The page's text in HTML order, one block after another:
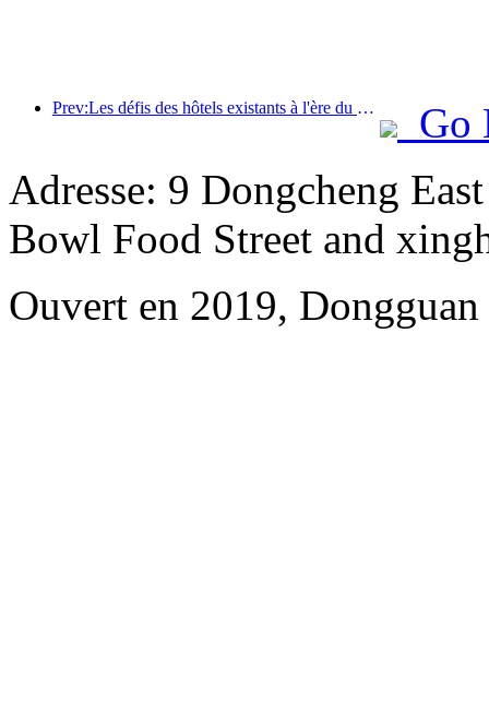
Prev:Les défis des hôtels existants à l'ère du 2.0 : la mise à niveau est au cœur de la véritable innovation de valeur
Go
Adresse: 9 Dongcheng
Bowl Food Street and
Ouvert en 2019,